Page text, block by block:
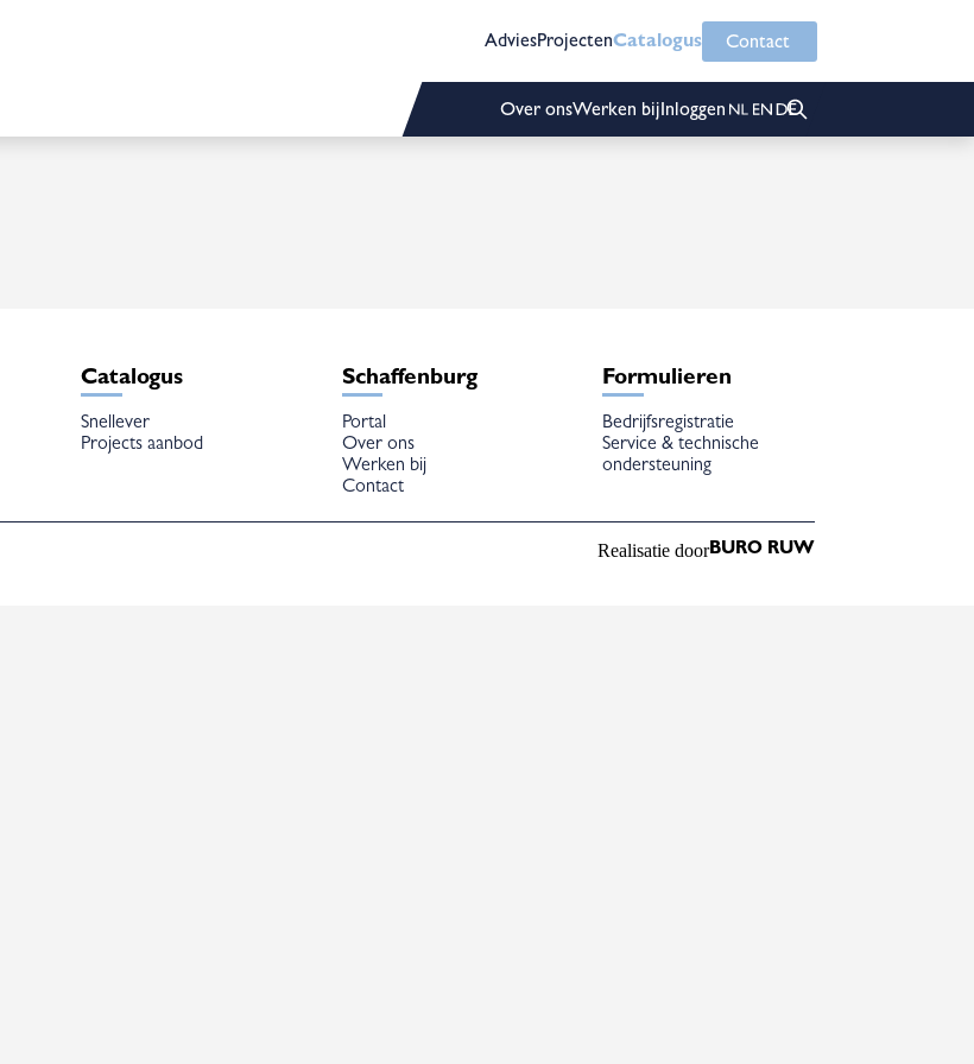
AdviesProjectenCatalogus Contact
Over onsWerken bijInloggen
Catalogus
Snellever
Projects aanbod
Schaffenburg
Portal
Over ons
Werken bij
Contact
Formulieren
Bedrijfsregistratie
Service & technische
ondersteuning
Realisatie doorBURO RUW